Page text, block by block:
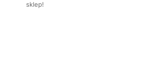
sklep!